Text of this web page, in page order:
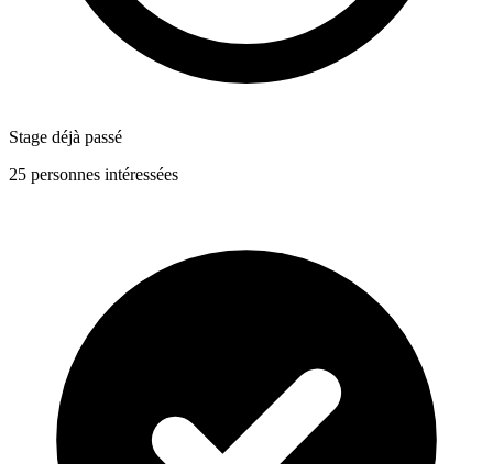
Stage déjà passé
25 personnes intéressées